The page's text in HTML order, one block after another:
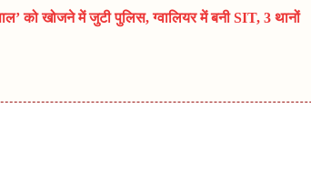
को खोजने में जुटी पुलिस, ग्वालियर में बनी SIT, 3 थानों